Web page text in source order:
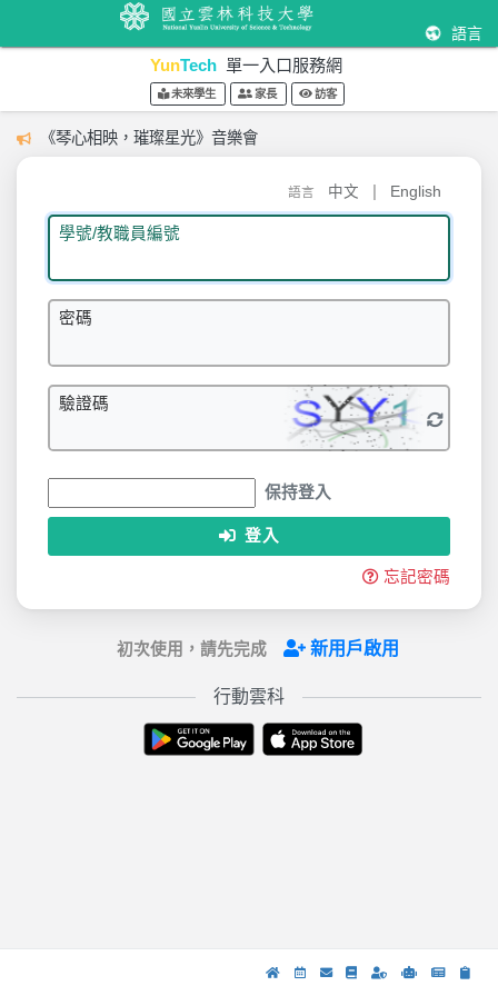
語言
YunTech 單一入口服務網
未來學生 家長 訪客
《琴心相映，璀璨星光》音樂會
語言 中文 English
學號/教職員編號
密碼
驗證碼
保持登入
登入
忘記密碼
初次使用，請先完成 新用戶啟用
行動雲科